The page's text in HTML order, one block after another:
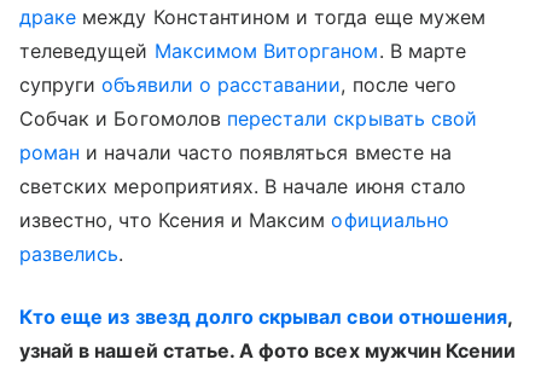
драке между Константином и тогда еще мужем
телеведущей Максимом Виторганом. В марте
супругиобъявили о расставании, после чего
Собчак и Богомолов перестали скрывать свой
роман и начали часто появляться вместе на
светских мероприятиях. В начале июня стало
известно, что Ксения и Максимофициально
развелись.
Кто еще из звезд долго скрывал свои отношения,
узнай в нашей статье. А фото всех мужчин Ксении